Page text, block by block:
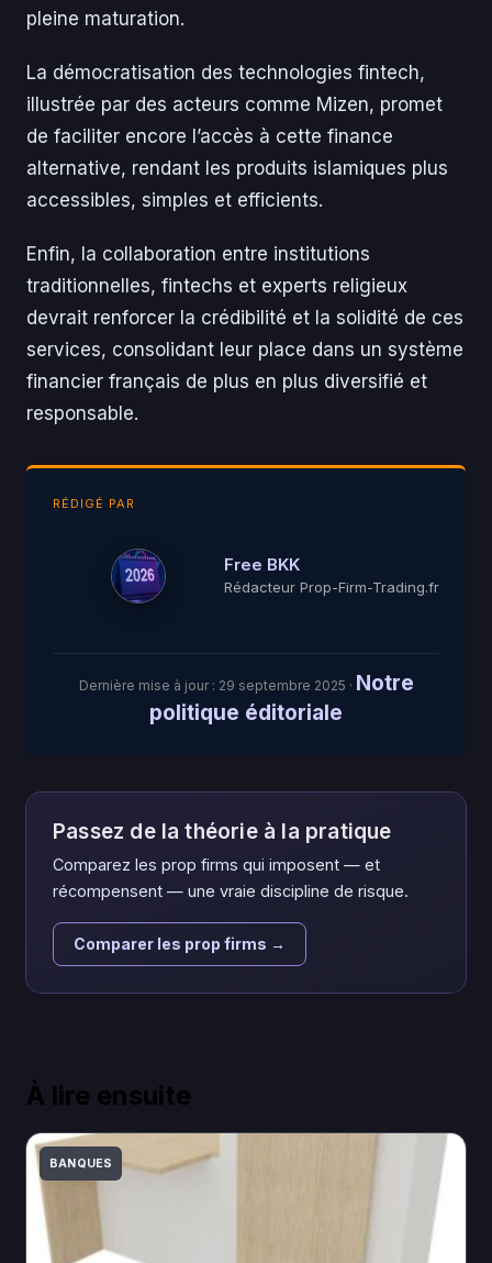
pleine maturation.
La démocratisation des technologies fintech,
illustrée par des acteurs comme Mizen, promet
de faciliter encore l’accès à cette finance
alternative, rendant les produits islamiques plus
accessibles, simples et efficients.
Enfin, la collaboration entre institutions
traditionnelles, fintechs et experts religieux
devrait renforcer la crédibilité et la solidité de ces
services, consolidant leur place dans un système
financier français de plus en plus diversifié et
responsable.
RÉDIGÉ PAR
Free BKK
Rédacteur Prop-Firm-Trading.fr
Dernière mise à jour : 29 septembre 2025 · Notre
politique éditoriale
Passez de la théorie à la pratique
Comparez les prop firms qui imposent — et
récompensent — une vraie discipline de risque.
Comparer les prop firms →
À lire ensuite
BANQUES